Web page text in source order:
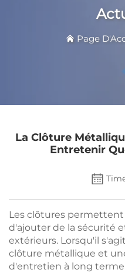
Page
La Clôture
Entretenir
Les clôtures
d'ajouter de la sécurité
extérieurs. Lorsqu'il
clôture métallique et
d'entretien à long